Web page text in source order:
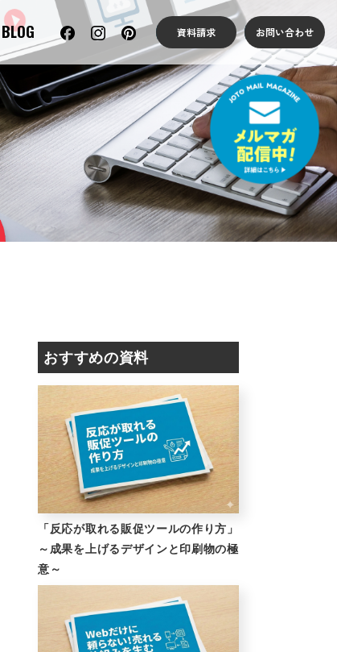
BLOG 資料請求 お問い合わせ
おすすめの資料
「反応が取れる販促ツールの作り方」
～成果を上げるデザインと印刷物の極
意～